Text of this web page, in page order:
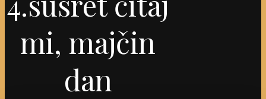
mi, majčin
dan